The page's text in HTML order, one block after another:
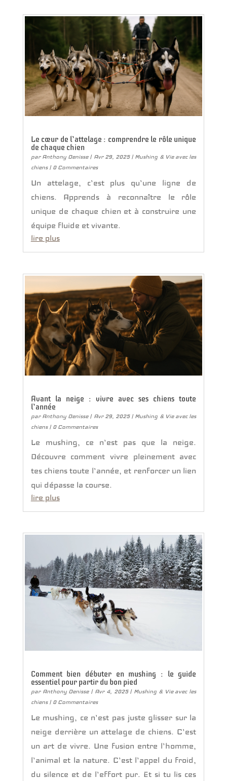
Le cœur de l’attelage : comprendre le rôle unique
de chaque chien
par Anthony Denisse| Avr 29, 2025| Mushing & Vie avec les
chiens| 0 Commentaires
Un attelage, c’est plus qu’une ligne de
chiens. Apprends à reconnaître le rôle
unique de chaque chien et à construire une
équipe fluide et vivante.
lire plus
Avant la neige : vivre avec ses chiens toute
l’année
par Anthony Denisse| Avr 29, 2025| Mushing & Vie avec les
chiens| 0 Commentaires
Le mushing, ce n’est pas que la neige.
Découvre comment vivre pleinement avec
tes chiens toute l’année, et renforcer un lien
qui dépasse la course.
lire plus
Comment bien débuter en mushing : le guide
essentiel pour partir du bon pied
par Anthony Denisse| Avr 4, 2025| Mushing & Vie avec les
chiens| 0 Commentaires
Le mushing, ce n’est pas juste glisser sur la
neige derrière un attelage de chiens. C’est
un art de vivre. Une fusion entre l’homme,
l’animal et la nature. C’est l’appel du froid,
du silence et de l’effort pur. Et si tu lis ces